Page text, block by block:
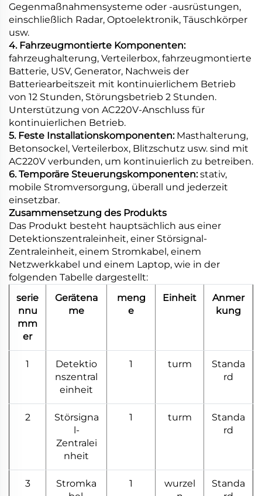
Gegenmaßnahmensysteme oder -ausrüstungen,
einschließlich Radar, Optoelektronik, Täuschkörper
usw.
4. Fahrzeugmontierte Komponenten:
fahrzeughalterung, Verteilerbox, fahrzeugmontierte
Batterie, USV, Generator, Nachweis der
Batteriearbeitszeit mit kontinuierlichem Betrieb
von 12 Stunden, Störungsbetrieb 2 Stunden.
Unterstützung von AC220V-Anschluss für
kontinuierlichen Betrieb.
5. Feste Installationskomponenten: Masthalterung,
Betonsockel, Verteilerbox, Blitzschutz usw. sind mit
AC220V verbunden, um kontinuierlich zu betreiben.
6. Temporäre Steuerungskomponenten:stativ,
mobile Stromversorgung, überall und jederzeit
einsetzbar.
Zusammensetzung des Produkts
Das Produkt besteht hauptsächlich aus einer
Detektionszentraleinheit, einer Störsignal-
Zentraleinheit, einem Stromkabel, einem
Netzwerkkabel und einem Laptop, wie in der
folgenden Tabelle dargestellt:
serie
nnu
mm
er
Gerätena
me
meng
e
Einheit
Anmer
kung
1
Detektio
nszentral
einheit
1 turm
Standa
rd
2
Störsigna
l-
Zentralei
nheit
1 turm
Standa
rd
3
Stromka
1
wurzel
Standa